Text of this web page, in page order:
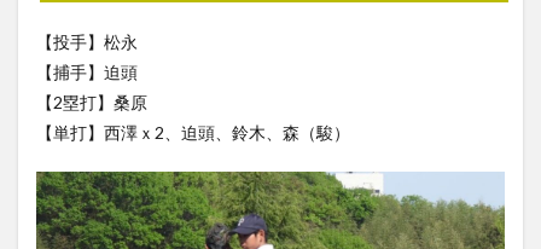
【投手】松永
【捕手】迫頭
【2塁打】桑原
【単打】西澤ｘ2、迫頭、鈴木、森（駿）